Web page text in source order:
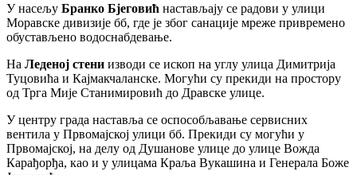
У насељу Бранко Бјеговић настављају се радови у улици
Моравске дивизије бб, где је због санације мреже привремено
обустављено водоснабдевање.
На Леденој стени изводи се ископ на углу улица Димитрија
Туцовића и Кајмакчаланске. Могући су прекиди на простору
од Трга Мије Станимировић до Дравске улице.
У центру града наставља се оспособљавање сервисних
вентила у Првомајској улици бб. Прекиди су могући у
Првомајској, на делу од Душанове улице до улице Вожда
Карађорђа, као и у улицама Краља Вукашина и Генерала Боже